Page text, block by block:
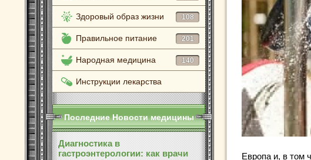
Здоровый образ жизни 108
Правильное питание 201
Народная медицина 140
Инструкции лекарства
Последние Новости медицины
Диагностика в
гастроэнтерологии: как врачи
Европа и, в том